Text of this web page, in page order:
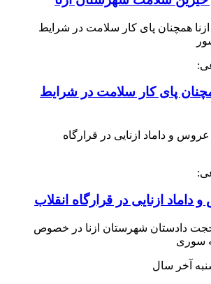
پای کار سلامت در شرایط
ازنایی در قرارگاه انقلاب
آخر سال